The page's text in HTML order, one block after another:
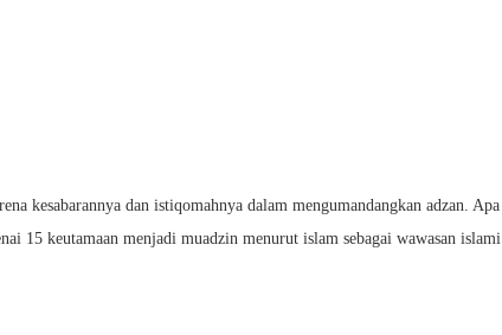
kesabarannya dan istiqomahnya dalam mengumandangkan adzan. Apa
15 keutamaan menjadi muadzin menurut islam sebagai wawasan islami